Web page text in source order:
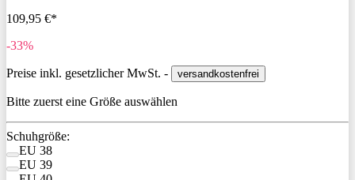
109,95 €*
-33%
Preise inkl. gesetzlicher MwSt. - versandkostenfrei
Bitte zuerst eine Größe auswählen
Schuhgröße:
EU 38
EU 39